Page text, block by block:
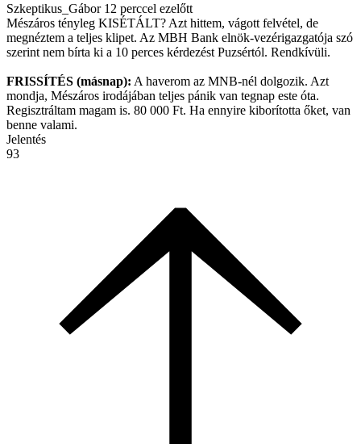
Szkeptikus_Gábor 12 perccel ezelőtt
Mészáros tényleg KISÉTÁLT? Azt hittem, vágott felvétel, de
megnéztem a teljes klipet. Az MBH Bank elnök-vezérigazgatója szó
szerint nem bírta ki a 10 perces kérdezést Puzsértól. Rendkívüli.
FRISSÍTÉS (másnap): A haverom az MNB-nél dolgozik. Azt
mondja, Mészáros irodájában teljes pánik van tegnap este óta.
Regisztráltam magam is. 80 000 Ft. Ha ennyire kiborította őket, van
benne valami.
Jelentés
93